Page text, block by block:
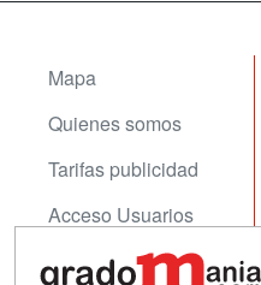
Mapa
Quienes somos
Tarifas publicidad
Acceso Usuarios
Acceso Centros